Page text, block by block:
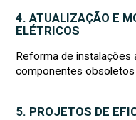
4. ATUALIZAÇÃO E
ELÉTRICOS
Reforma de instalações
componentes obsoletos
5. PROJETOS DE